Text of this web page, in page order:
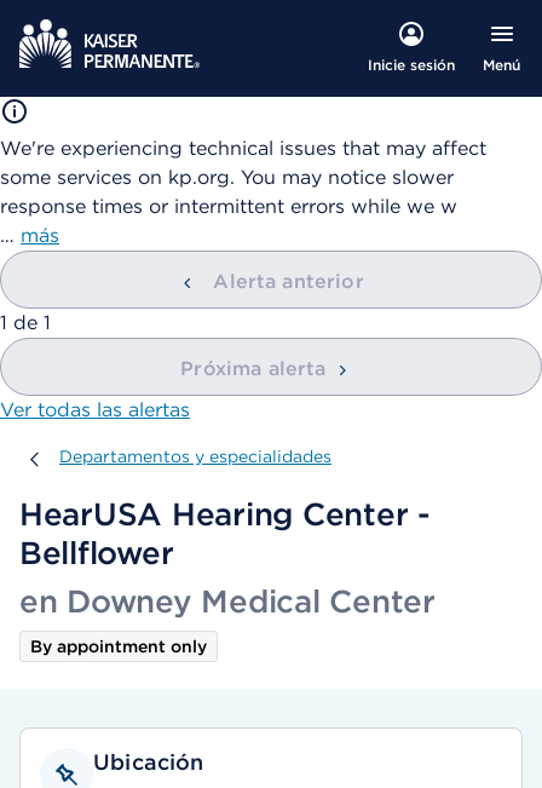
Inicie sesión Menú
We're experiencing technical issues that may affect
some services on kp.org. You may notice slower
response times or intermittent errors while we w
… más
Alerta anterior
mostrando
1 de 1
Próxima alerta
Ver todas las alertas
Departamentos y especialidades
Departamentos y especialidades
HearUSA Hearing Center -
Bellflower
en Downey Medical Center
By appointment only
Ubicación